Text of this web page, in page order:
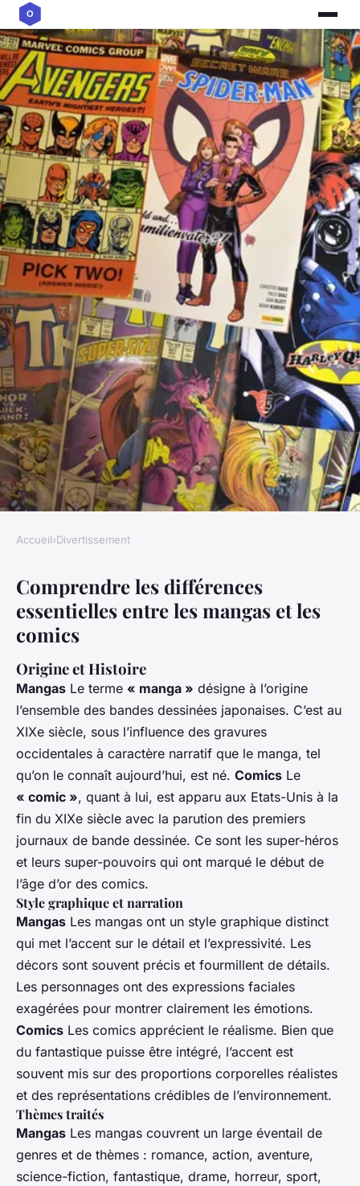
Les Mangas VS les Comics :
comprendre les différences
comparaison influence de la
culture préférences du public
Camille•27 décembre 2023•9 min de lecture
Accueil›Divertissement
Comprendre les différences
essentielles entre les mangas et les
comics
Origine et Histoire
Mangas Le terme « manga » désigne à l’origine
l’ensemble des bandes dessinées japonaises. C’est au
XIXe siècle, sous l’influence des gravures
occidentales à caractère narratif que le manga, tel
qu’on le connaît aujourd’hui, est né. Comics Le
« comic », quant à lui, est apparu aux Etats-Unis à la
fin du XIXe siècle avec la parution des premiers
journaux de bande dessinée. Ce sont les super-héros
et leurs super-pouvoirs qui ont marqué le début de
l’âge d’or des comics.
Style graphique et narration
Mangas Les mangas ont un style graphique distinct
qui met l’accent sur le détail et l’expressivité. Les
décors sont souvent précis et fourmillent de détails.
Les personnages ont des expressions faciales
exagérées pour montrer clairement les émotions.
Comics Les comics apprécient le réalisme. Bien que
du fantastique puisse être intégré, l’accent est
souvent mis sur des proportions corporelles réalistes
et des représentations crédibles de l’environnement.
Thèmes traités
Mangas Les mangas couvrent un large éventail de
genres et de thèmes : romance, action, aventure,
science-fiction, fantastique, drame, horreur, sport,